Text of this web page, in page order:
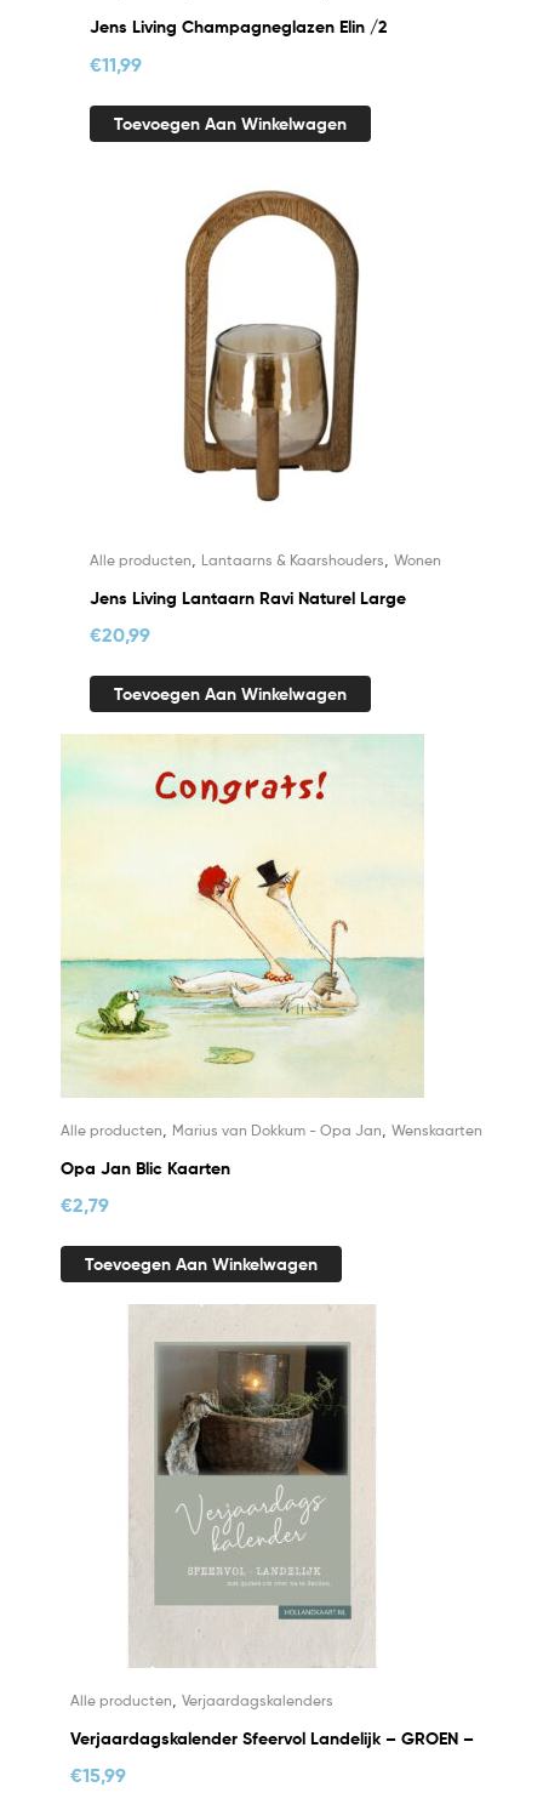
Jens Living Champagneglazen Elin /2
€11,99
Toevoegen Aan Winkelwagen
Alle producten Lantaarns & Kaarshouders Wonen
Jens Living Lantaarn Ravi Naturel Large
€20,99
Toevoegen Aan Winkelwagen
Alle producten Marius van Dokkum - Opa Jan Wenskaarten
Opa Jan Blic Kaarten
€2,79
Toevoegen Aan Winkelwagen
Alle producten Verjaardagskalenders
Verjaardagskalender Sfeervol Landelijk – GROEN –
€15,99